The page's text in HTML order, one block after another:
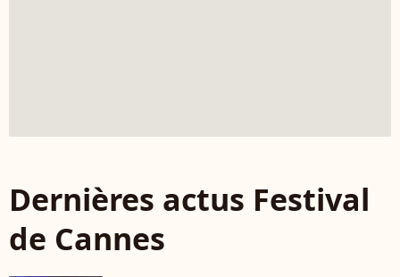
Dernières actus Festival
de Cannes